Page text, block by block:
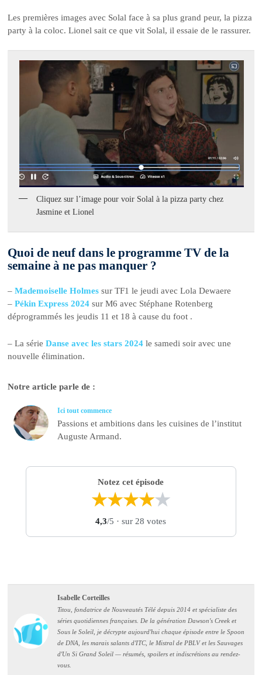
Les premières images avec Solal face à sa plus grand peur, la pizza
party à la coloc. Lionel sait ce que vit Solal, il essaie de le rassurer.
Cliquez sur l’image pour voir Solal à la pizza party chez
Jasmine et Lionel
Quoi de neuf dans le programme TV de la
semaine à ne pas manquer ?
–Mademoiselle Holmes sur TF1 le jeudi avec Lola Dewaere
–Pékin Express 2024sur M6 avec Stéphane Rotenberg
déprogrammés les jeudis 11 et 18 à cause du foot .
– La sérieDanse avec les stars 2024 le samedi soir avec une
nouvelle élimination.
Notre article parle de :
Ici tout commence
Passions et ambitions dans les cuisines de l’institut
Auguste Armand.
Notez cet épisode
★★★★★
4,3/5 · sur 28 votes
Isabelle Corteilles
Titou, fondatrice de Nouveautés Télé depuis 2014 et spécialiste des
séries quotidiennes françaises. De la génération Dawson's Creek et
Sous le Soleil, je décrypte aujourd'hui chaque épisode entre le Spoon
de DNA, les marais salants d'ITC, le Mistral de PBLV et les Sauvages
d'Un Si Grand Soleil — résumés, spoilers et indiscrétions au rendez-
vous.